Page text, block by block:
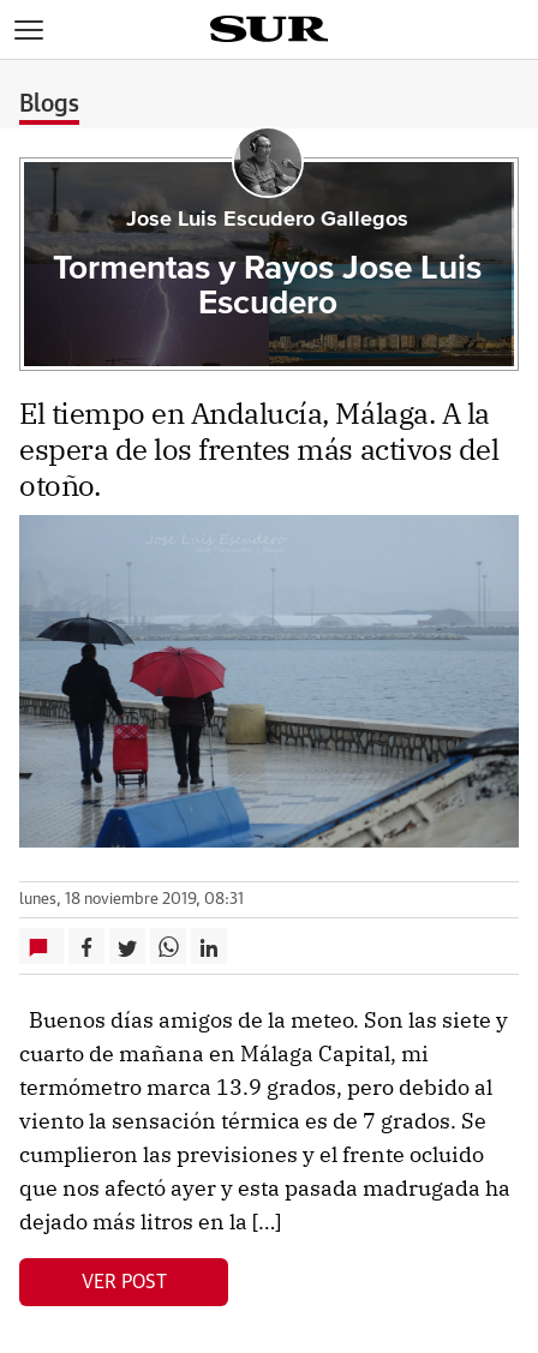
Blogs
Jose Luis Escudero Gallegos
Tormentas y Rayos Jose Luis
Escudero
El tiempo en Andalucía, Málaga. A la
espera de los frentes más activos del
otoño.
lunes, 18 noviembre 2019, 08:31
Buenos días amigos de la meteo. Son las siete y
cuarto de mañana en Málaga Capital, mi
termómetro marca 13.9 grados, pero debido al
viento la sensación térmica es de 7 grados. Se
cumplieron las previsiones y el frente ocluido
que nos afectó ayer y esta pasada madrugada ha
dejado más litros en la […]
VER POST